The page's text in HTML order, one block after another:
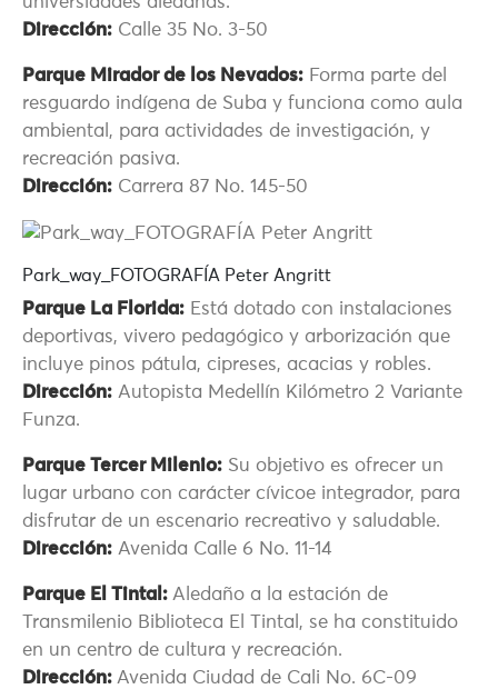
Dirección: Calle 35 No. 3-50
Parque Mirador de los Nevados: Forma parte del
resguardo indígena de Suba y funciona como aula
ambiental, para actividades de investigación, y
recreación pasiva.
Dirección: Carrera 87 No. 145-50
Park_way_FOTOGRAFÍA Peter Angritt
Parque La Florida: Está dotado con instalaciones
deportivas, vivero pedagógico y arborización que
incluye pinos pátula, cipreses, acacias y robles.
Dirección: Autopista Medellín Kilómetro 2 Variante
Funza.
Parque Tercer Milenio: Su objetivo es ofrecer un
lugar urbano con carácter cívicoe integrador, para
disfrutar de un escenario recreativo y saludable.
Dirección: Avenida Calle 6 No. 11-14
Parque El Tintal: Aledaño a la estación de
Transmilenio Biblioteca El Tintal, se ha constituido
en un centro de cultura y recreación.
Dirección: Avenida Ciudad de Cali No. 6C-09